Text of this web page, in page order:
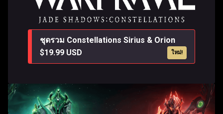
ชุดรวม Constellations Sirius & Orion
$19.99 USD
ใหม่!